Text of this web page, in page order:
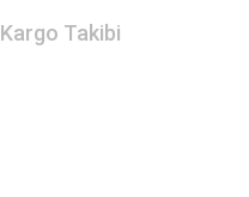
Kargo Takibi